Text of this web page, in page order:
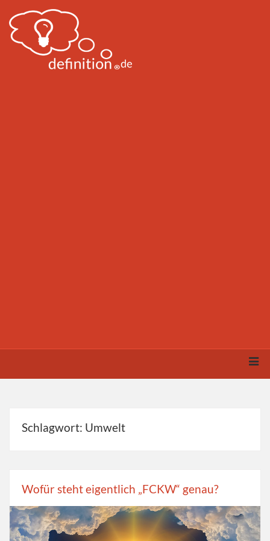
Schlagwort: Umwelt
Wofür steht eigentlich „FCKW“ genau?